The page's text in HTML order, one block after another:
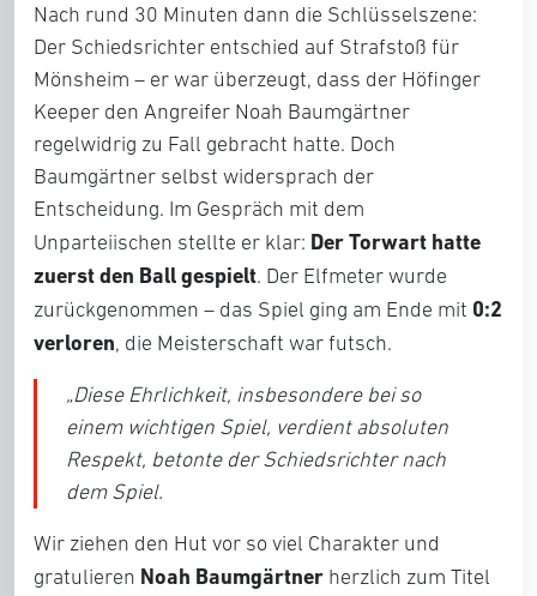
Nach rund 30 Minuten dann die Schlüsselszene:
Der Schiedsrichter entschied auf Strafstoß für
Mönsheim – er war überzeugt, dass der Höfinger
Keeper den Angreifer Noah Baumgärtner
regelwidrig zu Fall gebracht hatte. Doch
Baumgärtner selbst widersprach der
Entscheidung. Im Gespräch mit dem
Unparteiischen stellte er klar: Der Torwart hatte
zuerst den Ball gespielt. Der Elfmeter wurde
zurückgenommen – das Spiel ging am Ende mit 0:2
verloren, die Meisterschaft war futsch.
„Diese Ehrlichkeit, insbesondere bei so
einem wichtigen Spiel, verdient absoluten
Respekt, betonte der Schiedsrichter nach
dem Spiel.
Wir ziehen den Hut vor so viel Charakter und
gratulieren Noah Baumgärtner herzlich zum Titel